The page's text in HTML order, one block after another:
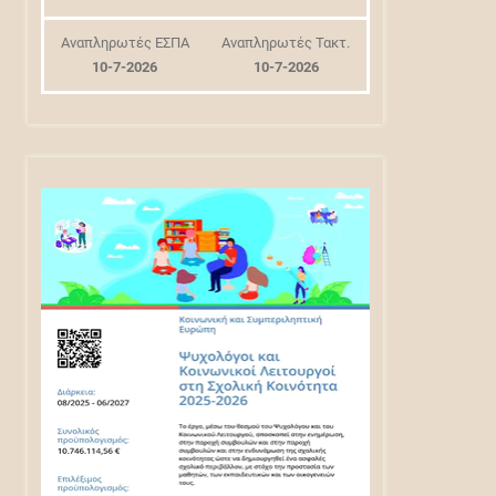
Αναπληρωτές ΕΣΠΑ
10-7-2026
Αναπληρωτές Τακτ.
10-7-2026